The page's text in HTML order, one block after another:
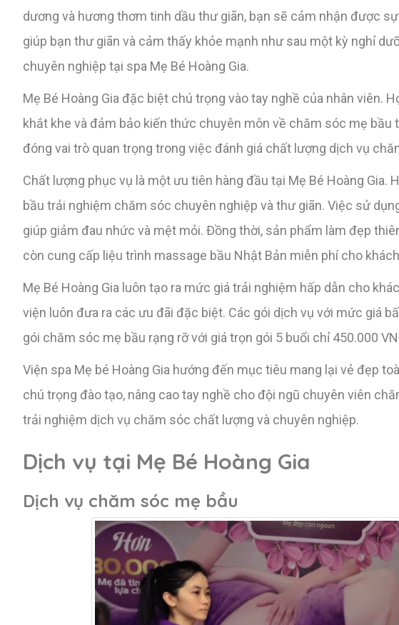
dương và hương thơm tinh dầu thư giãn, bạn sẽ cảm nhận được
giúp bạn thư giãn và cảm thấy khỏe mạnh như sau một kỳ nghỉ
chuyên nghiệp tại spa Mẹ Bé Hoàng Gia.
Mẹ Bé Hoàng Gia đặc biệt chú trọng vào tay nghề của nhân viên.
khắt khe và đảm bảo kiến thức chuyên môn về chăm sóc mẹ
đóng vai trò quan trọng trong việc đánh giá chất lượng dịch vụ
Chất lượng phục vụ là một ưu tiên hàng đầu tại Mẹ Bé Hoàng
bầu trải nghiệm chăm sóc chuyên nghiệp và thư giãn. Việc sử
giúp giảm đau nhức và mệt mỏi. Đồng thời, sản phẩm làm đẹp
còn cung cấp liệu trình massage bầu Nhật Bản miễn phí cho
Mẹ Bé Hoàng Gia luôn tạo ra mức giá trải nghiệm hấp dẫn cho
viện luôn đưa ra các ưu đãi đặc biệt. Các gói dịch vụ với mức giá
gói chăm sóc mẹ bầu rạng rỡ với giá trọn gói 5 buổi chỉ 450.000
Viện spa Mẹ bé Hoàng Gia hướng đến mục tiêu mang lại vẻ đẹp
chú trọng đào tạo, nâng cao tay nghề cho đội ngũ chuyên viên
trải nghiệm dịch vụ chăm sóc chất lượng và chuyên nghiệp.
Dịch vụ tại Mẹ Bé Hoàng Gia
Dịch vụ chăm sóc mẹ bầu